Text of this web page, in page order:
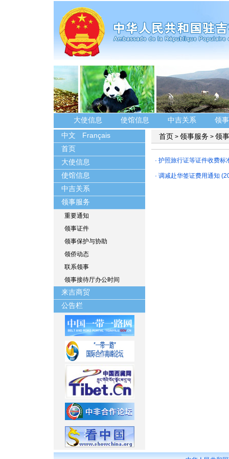
大使信息 使馆信息 中吉关系
领
中文
Français
首页
大使信息
使馆信息
中吉关系
领事服务
重要通知
领事证件
领事保护与协助
领侨动态
联系领事
领事接待厅办公时间
来吉商贸
公告栏
首页 > 领事服务 > 领
· 护照旅行证等证件收费标
· 调减赴华签证费用通知